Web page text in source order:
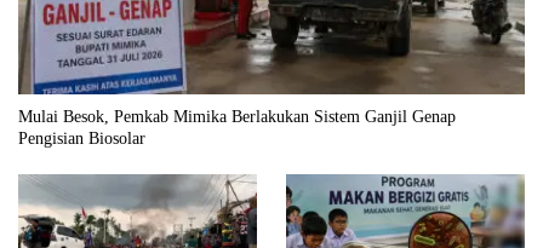
Mulai Besok, Pemkab Mimika Berlakukan Sistem Ganjil Genap
Pengisian Biosolar